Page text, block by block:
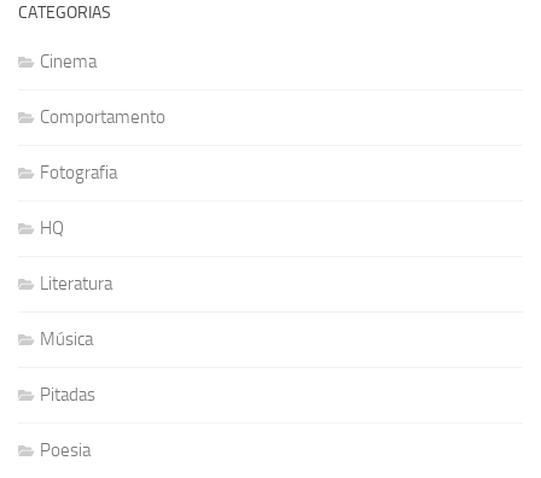
CATEGORIAS
Cinema
Comportamento
Fotografia
HQ
Literatura
Música
Pitadas
Poesia